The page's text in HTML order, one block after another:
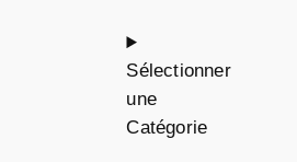
Sélectionner
une
Catégorie